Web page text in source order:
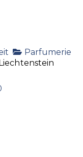
Parfumerie